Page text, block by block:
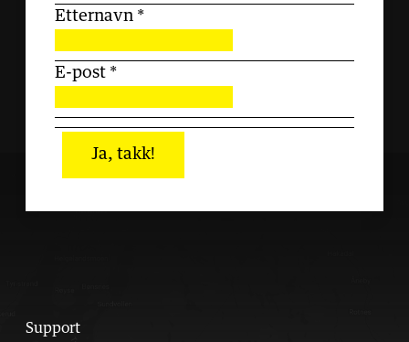
Etternavn *
E-post *
Ja, takk!
Support